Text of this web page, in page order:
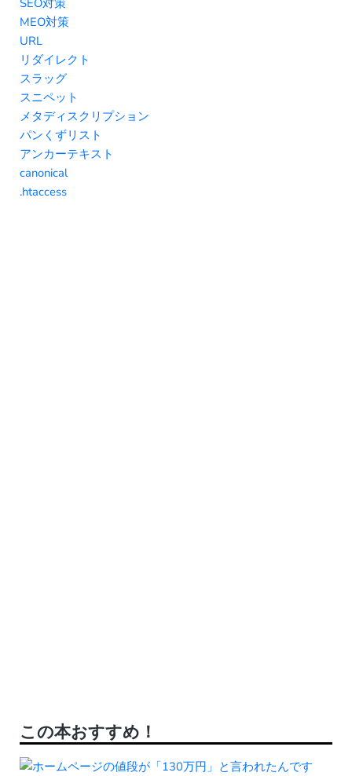
SEO対策
MEO対策
URL
リダイレクト
スラッグ
スニペット
メタディスクリプション
パンくずリスト
アンカーテキスト
canonical
.htaccess
この本おすすめ！